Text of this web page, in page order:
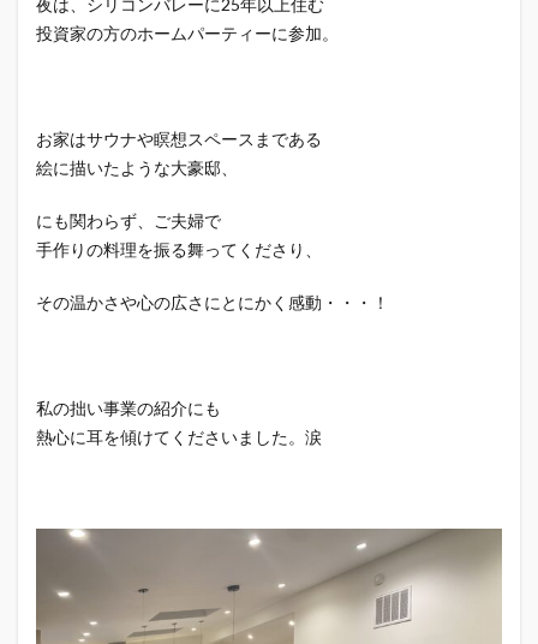
投資家の方のホームパーティーに参加。
お家はサウナや瞑想スペースまである
絵に描いたような大豪邸、
にも関わらず、ご夫婦で
手作りの料理を振る舞ってくださり、
その温かさや心の広さにとにかく感動・・・！
私の拙い事業の紹介にも
熱心に耳を傾けてくださいました。涙